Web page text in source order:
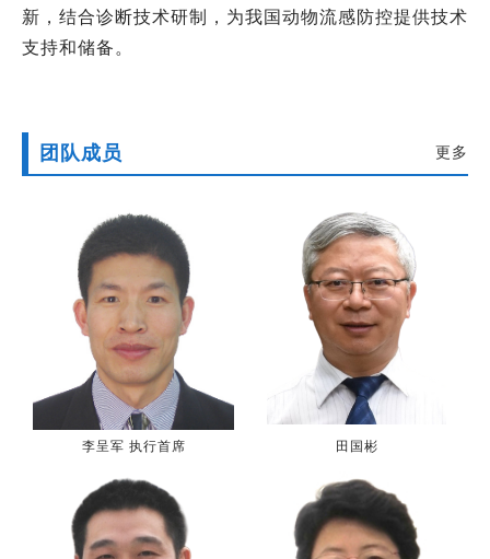
新，结合诊断技术研制，为我国动物流感防控提供技术
支持和储备。
更多
团队成员
李呈军 执行首席 田国彬